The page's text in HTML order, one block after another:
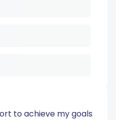
to achieve my goals